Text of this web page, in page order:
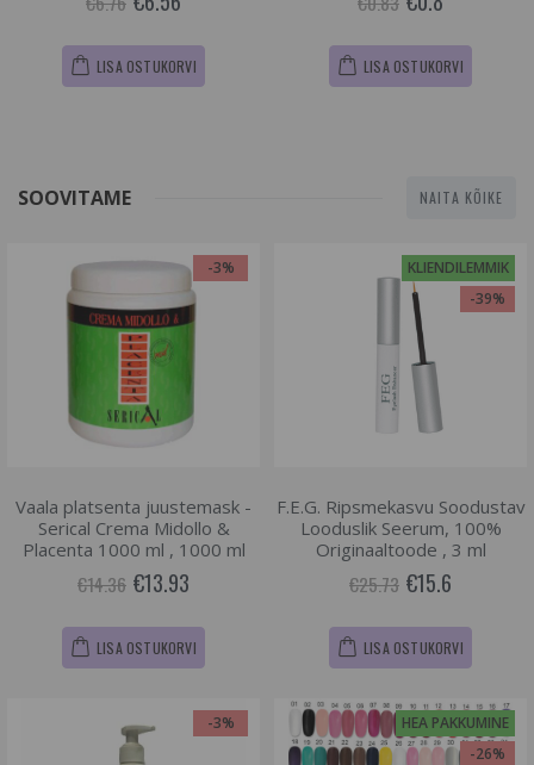
LISA OSTUKORVI LISA OSTUKORVI
SOOVITAME NAITA KÕIKE
-3%
Vaala platsenta juustemask -
Serical Crema Midollo &
Placenta 1000 ml , 1000 ml
€14.36 €13.93
LISA OSTUKORVI
KLIENDILEMMIK
-39%
F.E.G. Ripsmekasvu Soodustav
Looduslik Seerum, 100%
Originaaltoode , 3 ml
€25.73 €15.6
LISA OSTUKORVI
-3%
HEA PAKKUMINE
-26%